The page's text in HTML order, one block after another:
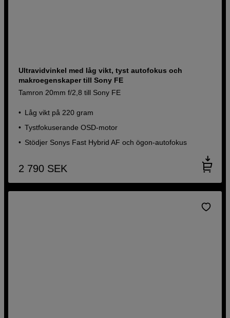
Ultravidvinkel med låg vikt, tyst autofokus och
makroegenskaper till Sony FE
Tamron 20mm f/2,8 till Sony FE
Låg vikt på 220 gram
Tystfokuserande OSD-motor
Stödjer Sonys Fast Hybrid AF och ögon-autofokus
2 790 SEK